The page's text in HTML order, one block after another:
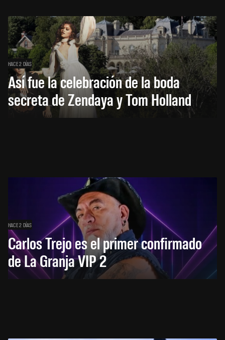
HACE 2 DÍAS
Así fue la celebración de la boda
secreta de Zendaya y Tom Holland
HACE 2 DÍAS
Carlos Trejo es el primer confirmado
de La Granja VIP 2